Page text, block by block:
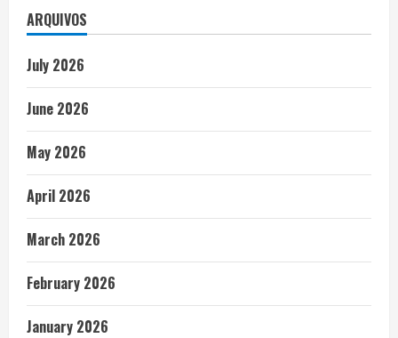
ARQUIVOS
July 2026
June 2026
May 2026
April 2026
March 2026
February 2026
January 2026